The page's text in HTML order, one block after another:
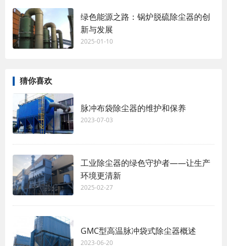
绿色能源之路：锅炉脱硫除尘器的创
新与发展
2025-01-10
猜你喜欢
脉冲布袋除尘器的维护和保养
2023-07-03
工业除尘器的绿色守护者——让生产
环境更清新
2025-02-27
GMC型高温脉冲袋式除尘器概述
2023-06-20